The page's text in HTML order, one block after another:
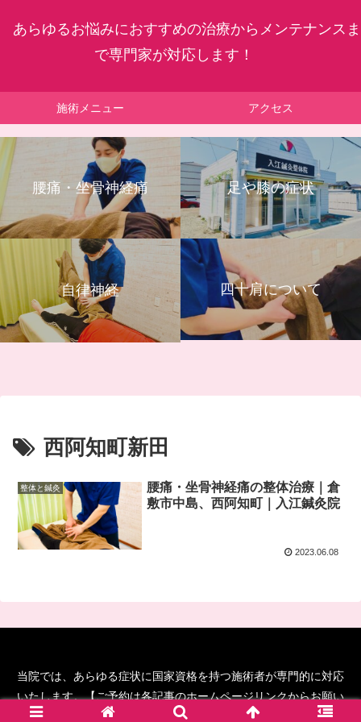
あらゆるお悩みにおすすめの治療からメンテナンスま
で専門家が対応します！
施術メニュー アクセス
腰痛・坐骨神経痛 足や膝の症状
自律神経 四十肩について
西阿知町新田
整体と鍼灸
腰痛・坐骨神経痛の整体治療｜倉
敷市中島、西阿知町｜入江鍼灸院
2023.06.08
当院では、あらゆる症状に国家資格を持つ施術者が専門的に対応
いたします。【ご予約は各記事のホームページリンクからお願い
します！】